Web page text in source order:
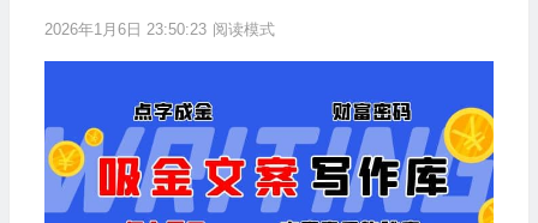
2026年1月6日 23:50:23 阅读模式